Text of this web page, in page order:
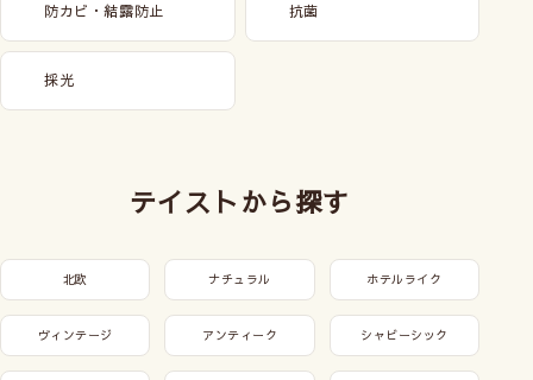
防カビ・結露防止 抗菌
採光
テイストから探す
北欧 ナチュラル ホテルライク
ヴィンテージ アンティーク シャビーシック